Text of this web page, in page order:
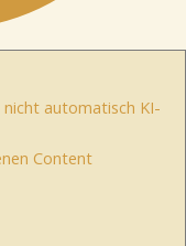
nicht automatisch KI-
Content